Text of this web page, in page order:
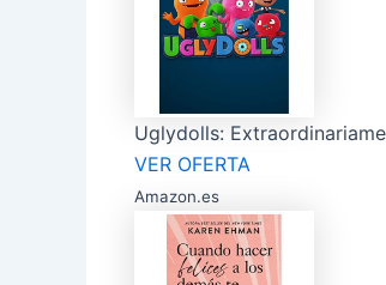
Uglydolls:
VER OFERTA
Amazon.es